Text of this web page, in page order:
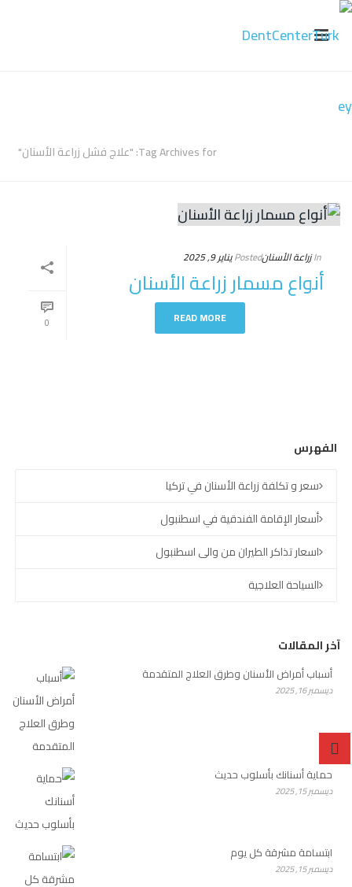
ARCHIVES
Tag Archives for: "علاج فشل زراعة الأسنان"
0
Inزراعة الأسنانPostedيناير 9, 2025
أنواع مسمار زراعة الأسنان
READ MORE
الفهرس
سعر و تكلفة زراعة الأسنان في تركيا
أسعار الإقامة الفندقية في اسطنبول
اسعار تذاكر الطيران من والى اسطنبول
السياحة العلاجية
آخر المقالات
أسباب أمراض الأسنان وطرق العلاج المتقدمة
ديسمبر 16, 2025
حماية أسنانك بأسلوب حديث
ديسمبر 15, 2025
ابتسامة مشرقة كل يوم
ديسمبر 15, 2025